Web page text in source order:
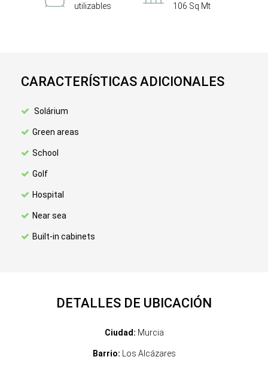
utilizables 106 Sq Mt
CARACTERÍSTICAS ADICIONALES
Solárium
Green areas
School
Golf
Hospital
Near sea
Built-in cabinets
DETALLES DE UBICACIÓN
Ciudad: Murcia
Barrio: Los Alcázares